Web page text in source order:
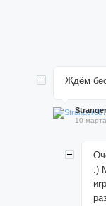
Ждём
10
:)